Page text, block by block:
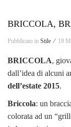
BRICCOLA,
Pubblicato in Stile ⁄ 19
BRICCOLA,
dall’idea di alcuni
dell’estate 2015.
Briccola: un
colorata ad un